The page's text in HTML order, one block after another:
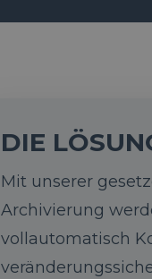
DIE
Mit unserer
Archivierung
vollautomatisch